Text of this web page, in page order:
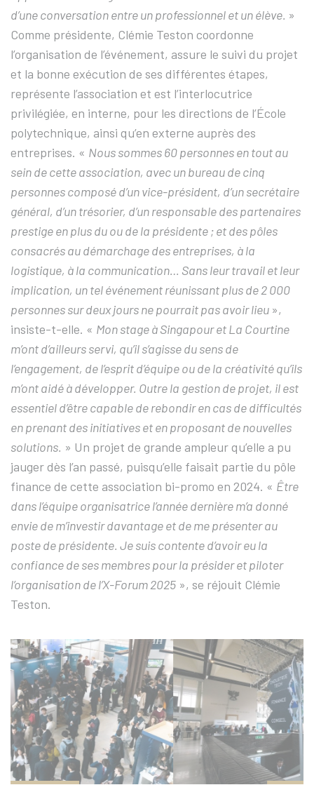
d’une conversation entre un professionnel et un élève. »
Comme présidente, Clémie Teston coordonne
l’organisation de l’événement, assure le suivi du projet
et la bonne exécution de ses différentes étapes,
représente l’association et est l’interlocutrice
privilégiée, en interne, pour les directions de l’École
polytechnique, ainsi qu’en externe auprès des
entreprises. « Nous sommes 60 personnes en tout au
sein de cette association, avec un bureau de cinq
personnes composé d’un vice-président, d’un secrétaire
général, d’un trésorier, d’un responsable des partenaires
prestige en plus du ou de la présidente ; et des pôles
consacrés au démarchage des entreprises, à la
logistique, à la communication… Sans leur travail et leur
implication, un tel événement réunissant plus de 2 000
personnes sur deux jours ne pourrait pas avoir lieu »,
insiste-t-elle. « Mon stage à Singapour et La Courtine
m’ont d’ailleurs servi, qu’il s’agisse du sens de
l’engagement, de l’esprit d’équipe ou de la créativité qu’ils
m’ont aidé à développer. Outre la gestion de projet, il est
essentiel d’être capable de rebondir en cas de difficultés
en prenant des initiatives et en proposant de nouvelles
solutions. » Un projet de grande ampleur qu’elle a pu
jauger dès l’an passé, puisqu’elle faisait partie du pôle
finance de cette association bi-promo en 2024. « Être
dans l’équipe organisatrice l’année dernière m’a donné
envie de m’investir davantage et de me présenter au
poste de présidente. Je suis contente d’avoir eu la
confiance de ses membres pour la présider et piloter
l’organisation de l’X-Forum 2025 », se réjouit Clémie
Teston.